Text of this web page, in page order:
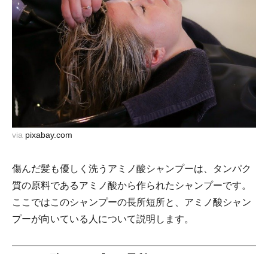
via pixabay.com
傷んだ髪も優しく洗うアミノ酸シャンプーは、タンパク
質の原料であるアミノ酸から作られたシャンプーです。
ここではこのシャンプーの長所短所と、アミノ酸シャン
プーが向いている人について説明します。